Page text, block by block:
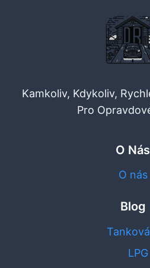
Kamkoliv, Kdykoliv,
Pro
O Nás
O nás
Blog
LPG